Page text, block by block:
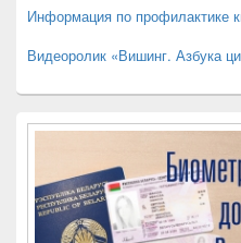
Информация по профилактике
Видеоролик «Вишинг. Азбука